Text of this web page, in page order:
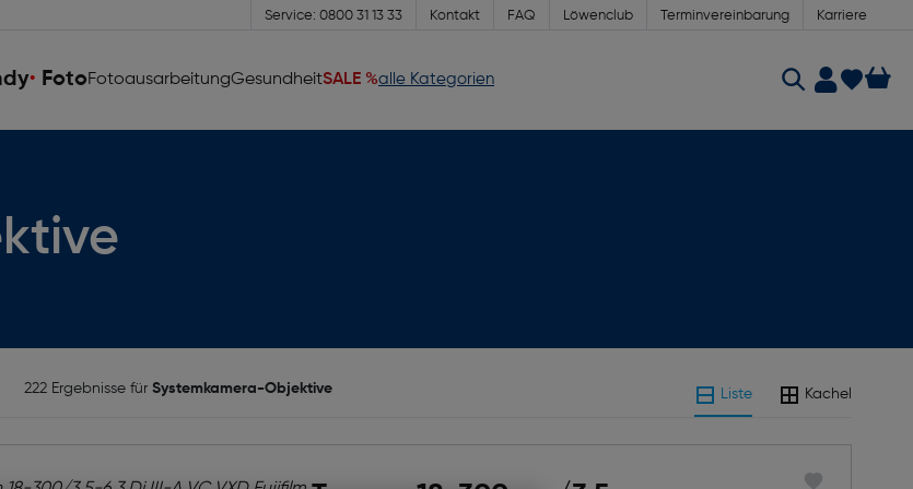
Service: 0800 31 13 33 Kontakt FAQ Löwenclub Terminvereinbarung Karriere
FotoFotoausarbeitungGesundheitSALE %alle Kategorien
222 Ergebnisse für Systemkamera-Objektive Liste Kachel